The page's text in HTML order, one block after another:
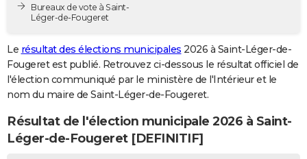
Destinations
City break
Voyage nature
Voyage de noces
Forum
PHOTO
GUIDES D'ACHAT
BONS PLANS
CARTE DE VOEUX
Carte de Noël
Carte Bonne année
Carte Saint-Valentin
Carte Pâques
Carte d'anniversaire
DICTIONNAIRE
Bureaux de vote à Saint-
Léger-de-Fougeret
Le résultat des élections municipales 2026 à Saint-Léger-de-
Fougeret est publié. Retrouvez ci-dessous le résultat officiel de
l'élection communiqué par le ministère de l'Intérieur et le
nom du maire de Saint-Léger-de-Fougeret.
Résultat de l'élection municipale 2026 à Saint-
Léger-de-Fougeret [DEFINITIF]